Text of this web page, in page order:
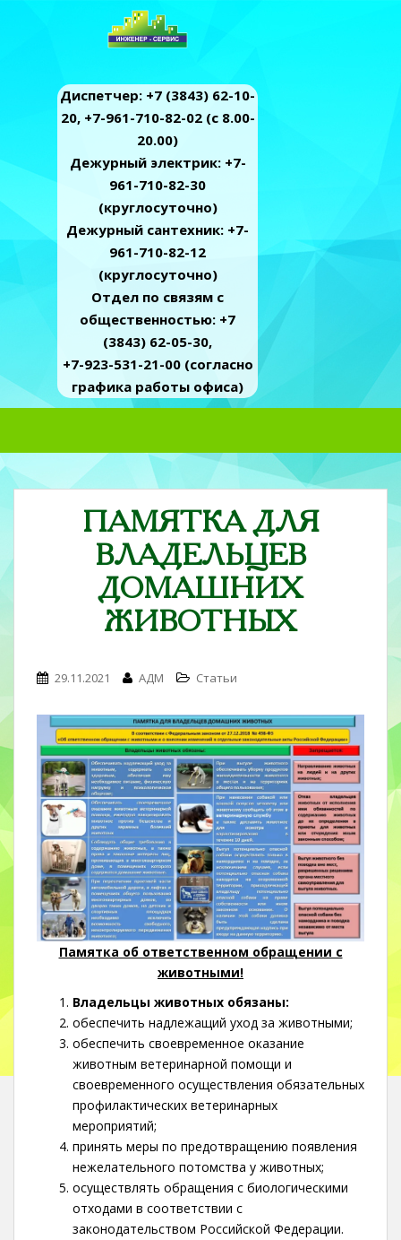
Диспетчер: +7 (3843) 62-10-
20, +7-961-710-82-02 (c 8.00-
20.00)
Дежурный электрик: +7-
961-710-82-30
(круглосуточно)
Дежурный сантехник: +7-
961-710-82-12
(круглосуточно)
Отдел по связям с
общественностью: +7
(3843) 62-05-30,
+7-923-531-21-00 (согласно
графика работы офиса)
i
n
t
ПАМЯТКА ДЛЯ
ВЛАДЕЛЬЦЕВ
ДОМАШНИХ
ЖИВОТНЫХ
29.11.2021 АДМ Статьи
Памятка об ответственном обращении с
животными!
Владельцы животных обязаны:
обеспечить надлежащий уход за животными;
обеспечить своевременное оказание
животным ветеринарной помощи и
своевременного осуществления обязательных
профилактических ветеринарных
мероприятий;
принять меры по предотвращению появления
нежелательного потомства у животных;
осуществлять обращения с биологическими
отходами в соответствии с
законодательством Российской Федерации.